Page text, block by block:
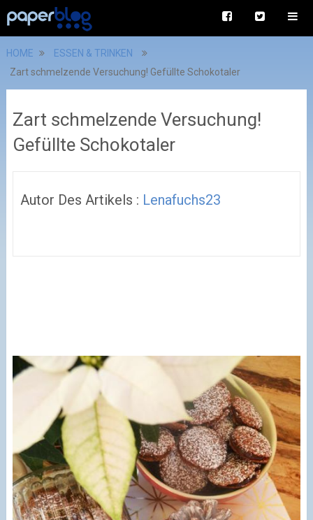
HOME
ESSEN & TRINKEN
Zart schmelzende Versuchung! Gefüllte Schokotaler
Zart schmelzende Versuchung!
Gefüllte Schokotaler
Autor Des Artikels : Lenafuchs23